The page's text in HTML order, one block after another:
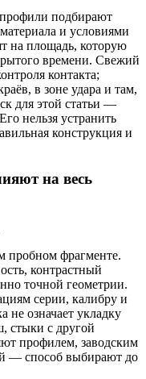
профили подбирают
и условиями
на площадь, которую
времени. Свежий
контакта;
в зоне удара и там,
для этой статьи —
нельзя устранить
конструкция и
на весь
пробном фрагменте.
контрастный
точной геометрии.
серии, калибру и
не означает укладку
стыки с другой
профилем, заводским
— способ выбирают до